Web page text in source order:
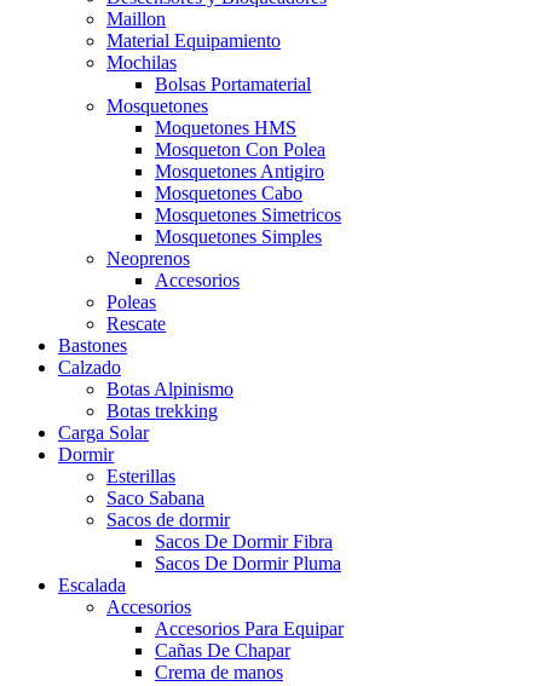
Maillon
Material Equipamiento
Mochilas
Bolsas Portamaterial
Mosquetones
Moquetones HMS
Mosqueton Con Polea
Mosquetones Antigiro
Mosquetones Cabo
Mosquetones Simetricos
Mosquetones Simples
Neoprenos
Accesorios
Poleas
Rescate
Bastones
Calzado
Botas Alpinismo
Botas trekking
Carga Solar
Dormir
Esterillas
Saco Sabana
Sacos de dormir
Sacos De Dormir Fibra
Sacos De Dormir Pluma
Escalada
Accesorios
Accesorios Para Equipar
Cañas De Chapar
Crema de manos